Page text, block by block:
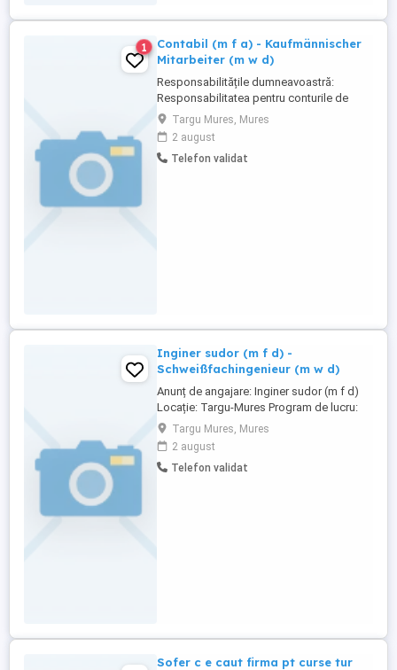
1
Contabil (m f a) - Kaufmännischer
Mitarbeiter (m w d)
Responsabilitățile dumneavoastră:
Responsabilitatea pentru conturile de
plată și conturile de încasare în curs
Procesarea independentă a afacerii zilnice
de rezervări Participarea la pregătirea
situațiilor financiare lunare în conformitate
Targu Mures, Mures
2 august
Telefon validat
Inginer sudor (m f d) -
Schweißfachingenieur (m w d)
Anunț de angajare: Inginer sudor (m f d)
Locație: Targu-Mures Program de lucru:
Partiala Admitere: cât mai curând posibil
Despre noi: Fiind un site industrial și de
producție de înaltă performanță, susținem
standarde înalte de calitate, tehnologii
Targu Mures, Mures
2 august
Telefon validat
Sofer c e caut firma pt curse tur